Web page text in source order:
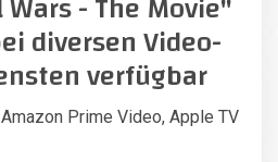
diversen Video-
verfügbar
Prime Video, Apple TV